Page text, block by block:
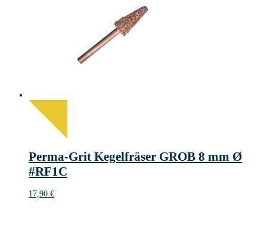
Perma-Grit Kegelfräser GROB 8 mm Ø
#RF1C
17,90 €